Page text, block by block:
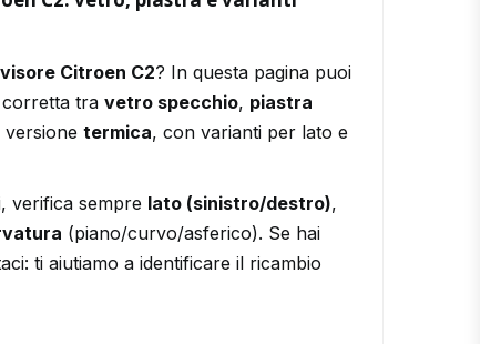
Citroen C2? In questa pagina puoi
tra vetro specchio, piastra
versione termica, con varianti per lato e
verifica sempre lato (sinistro/destro),
(piano/curvo/asferico). Se hai
ti aiutiamo a identificare il ricambio